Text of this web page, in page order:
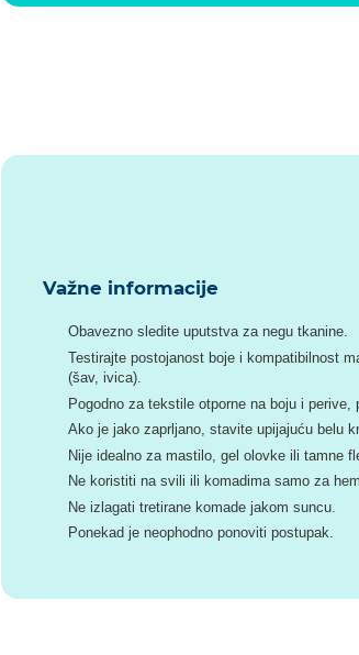
Važne informacije
Obavezno sledite uputstva za negu tkanine.
Testirajte postojanost boje i kompatibilnost
(šav, ivica).
Pogodno za tekstile otporne na boju i perive,
Ako je jako zaprljano, stavite upijajuću belu
Nije idealno za mastilo, gel olovke ili tamne
Ne koristiti na svili ili komadima samo za
Ne izlagati tretirane komade jakom suncu.
Ponekad je neophodno ponoviti postupak.